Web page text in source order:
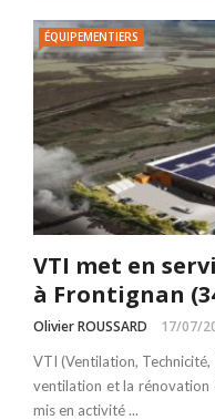
ÉQUIPEMENTIERS
VTI met en
à Frontignan
Olivier ROUSSARD 17/07/
VTI (Ventilation,
ventilation et la rénovation
mis en activité ...